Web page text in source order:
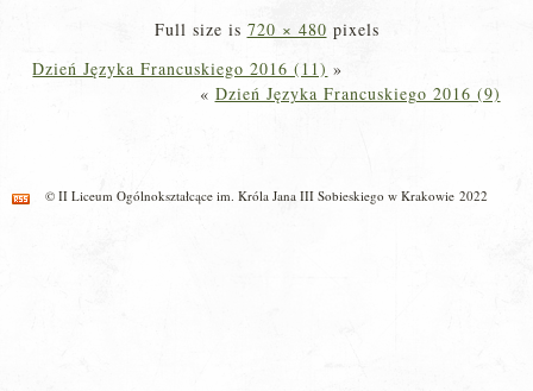
Full size is 720 × 480 pixels
Dzień Języka Francuskiego 2016 (11) »
« Dzień Języka Francuskiego 2016 (9)
© II Liceum Ogólnokształcące im. Króla Jana III Sobieskiego w Krakowie 2022